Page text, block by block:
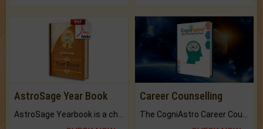
AstroSage Year Book
AstroSage Yearbook is a channel to fulfill your dreams and destiny.
Career Counselling
The CogniAstro Career Counselling Report is the most comprehensive report available on this topic.